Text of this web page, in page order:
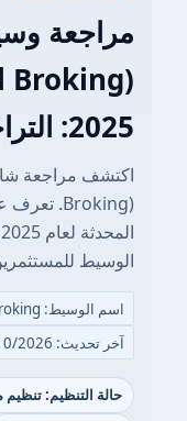
2025: التراخيص والرسوم
الوسيط
اسم الوسيط: Angel Broking
آخر تحديث: 04/10/2026
حالة التنظيم: تنظيم